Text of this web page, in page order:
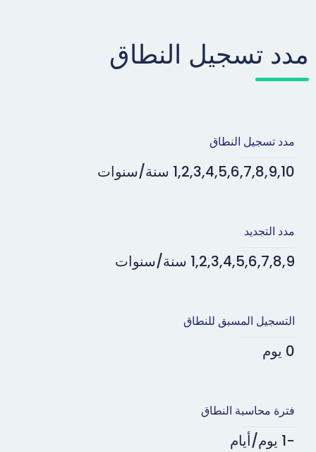
مدد تسجيل النطاق
مدد تسجيل النطاق
1,2,3,4,5,6,7,8,9,10 سنة/سنوات
مدد التجديد
1,2,3,4,5,6,7,8,9 سنة/سنوات
التسجيل المسبق للنطاق
0 يوم
فترة محاسبة النطاق
-1 يوم/أيام